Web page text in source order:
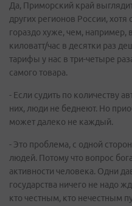
Да, Приморский край
других регионов России,
гораздо хуже, чем, например,
киловатт/час в десятки раз
тарифы у нас в три-четыре
самого товара.
- Если судить по количеству
них, люди не беднеют. Но
может далеко не каждый.
- Это проблема, с одной
людей. Потому что вопрос
активности человека. Одни
государства ничего не надо
кто честным, кто нечестным